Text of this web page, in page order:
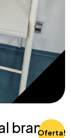
Oferta!
branca